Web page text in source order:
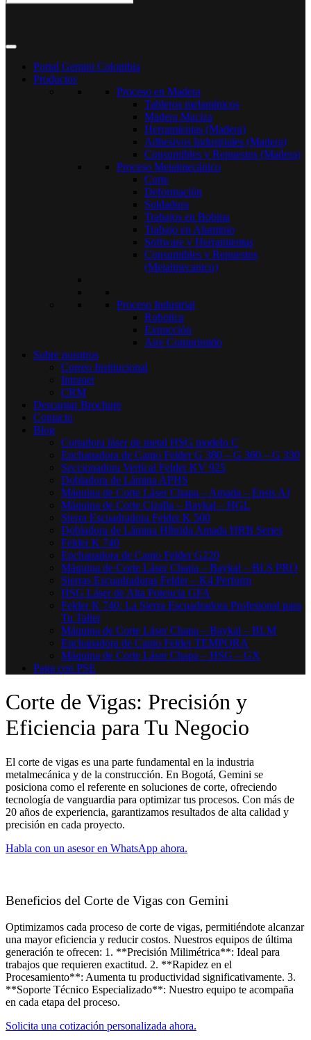
Portal Gemini Colombia
Productos
Proceso en Madera
Tableros melamínicos
Madera Maciza
Herramientas (Madera)
Adhesivos Industriales (Madera)
Consumibles y Repuestos (Madera)
Proceso Metalmecánico
Corte
Deformación
Soldadura
Trabajos en Bobina
Trabajo en Aluminio
Software y Herramientas
Consumibles y Repuestos
(Metalmecanico)
Proceso Industrial
Robotica
Extracción
Aire Comprimido
Sobre nosotros
Correo Institucional
Intranet
CRM
Descargar Brochure
Contacto
Blog
Cortadora láser de metal HSG modelo C​
Enchapadora de Canto Felder G 380 – G 360 – G 330
Seccionadora Vertical Felder KV 925
Dobladora de Lámina APHS
Máquina de Corte Láser Chapa – Amada – Ensis AJ
Máquina de Corte Cizalla – Baykal – HGL
Sierra Escuadradora Felder K 500
Dobladora de Lámina Híbrida Amada HRB Series
Felder K 740
Enchapadora de Canto Felder G220
Máquina de Corte Láser Chapa – Baykal – BLS PRO
Sierras Escuadradoras Felder – K4 Perform
HSG Láser de Alta Potencia GFA
Felder K 740: La Sierra Escuadradora Profesional para
Tu Taller
Máquina de Corte Láser Chapa – Baykal – BLM
Enchapadora de Canto Felder TEMPORA
Máquina de Corte Láser Chapa – HSG – GX
Paga con PSE
Corte de Vigas: Precisión y
Eficiencia para Tu Negocio
El corte de vigas es una parte fundamental en la industria
metalmecánica y de la construcción. En Bogotá, Gemini se
posiciona como el referente en soluciones de corte, ofreciendo
tecnología de vanguardia para optimizar tus procesos. Con más de
20 años de experiencia, garantizamos resultados de alta calidad y
precisión en cada proyecto.
Habla con un asesor en WhatsApp ahora.
Beneficios del Corte de Vigas con Gemini
Optimizamos cada proceso de corte de vigas, permitiéndote alcanzar
una mayor eficiencia y reducir costos. Nuestros equipos de última
generación te ofrecen: 1. **Precisión Milimétrica**: Ideal para
trabajos que requieren exactitud. 2. **Rapidez en el
Procesamiento**: Aumenta tu productividad significativamente. 3.
**Soporte Técnico Especializado**: Nuestro equipo te acompaña
en cada etapa del proceso.
Solicita una cotización personalizada ahora.